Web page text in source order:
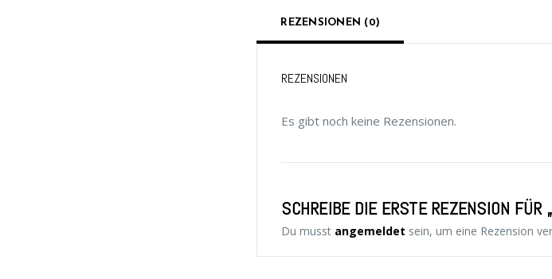
REZENSIONEN (0)
REZENSIONEN
Es gibt noch keine Rezensionen.
SCHREIBE DIE ERSTE REZENSION FÜR
Du musst angemeldet sein, um eine Rezension